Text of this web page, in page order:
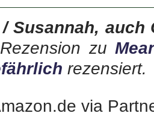
Susannah, auch
zu
rezensiert.
via